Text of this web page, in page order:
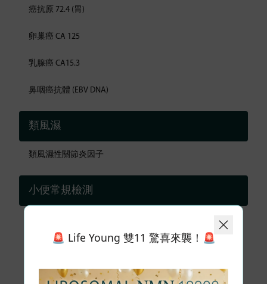
癌抗原 72.4 (胃)
卵巢癌 CA 125
乳腺癌 CA15.3
鼻咽癌抗體 (EBV DNA)
類風濕
類風濕性關節炎因子
小便常規檢測
🚨 Life Young 雙11 驚喜來襲！🚨